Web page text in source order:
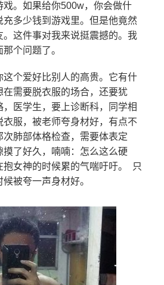
戏。如果给你500w，你会做什
充多少钱到游戏里。但是他竟然
。这件事对我来说挺震撼的。我
个问题了。
这个爱好比别人的高贵。它有什
在需要脱衣服的场合，还要犹
医学生，要上诊断科，同学相
衣服，被老师夸身材好，有点不
肺部体格检查，需要体表定
了好久，喃喃：怎么这么硬
抱女神的时候累的气喘吁吁。 只
被夸一声身材好。